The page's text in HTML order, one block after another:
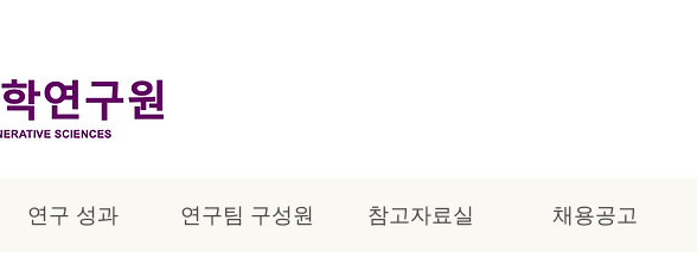
연구 성과 연구팀 구성원 참고자료실 채용공고